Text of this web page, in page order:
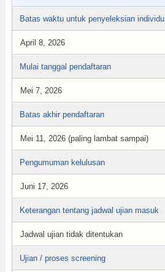
Batas waktu untuk penyeleksian individu
April 8, 2026
Mulai tanggal pendaftaran
Mei 7, 2026
Batas akhir pendaftaran
Mei 11, 2026 (paling lambat sampai)
Pengumuman kelulusan
Juni 17, 2026
Keterangan tentang jadwal ujian masuk
Jadwal ujian tidak ditentukan
Ujian / proses screening